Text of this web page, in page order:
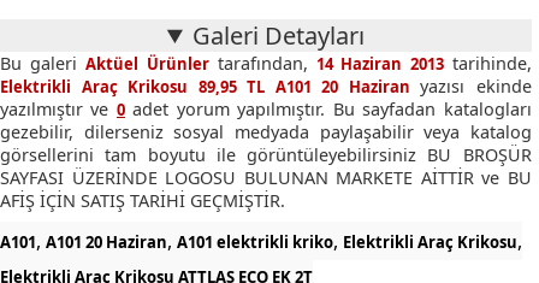
Galeri Detayları
Bu galeriAktüel Ürünlertarafından, 14 Haziran 2013tarihinde,
Elektrikli Araç Krikosu 89,95 TL A101 20 Haziranyazısı ekinde
yazılmıştır ve 0adet yorum yapılmıştır. Bu sayfadan katalogları
gezebilir, dilerseniz sosyal medyada paylaşabilir veya katalog
görsellerini tam boyutu ile görüntüleyebilirsiniz BU BROŞÜR
SAYFASI ÜZERİNDE LOGOSU BULUNAN MARKETE AİTTİR ve BU
AFİŞ İÇİN SATIŞ TARİHİ GEÇMİŞTİR.
A101, A101 20 Haziran, A101 elektrikli kriko, Elektrikli Araç Krikosu,
Elektrikli Araç Krikosu ATTLAS ECO EK 2T